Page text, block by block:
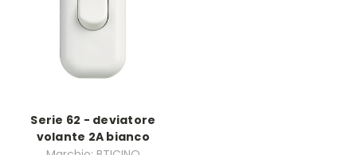
Serie 62 - deviatore
volante 2A bianco